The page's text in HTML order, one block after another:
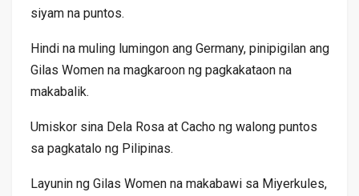
siyam na puntos.
Hindi na muling lumingon ang Germany, pinipigilan ang
Gilas Women na magkaroon ng pagkakataon na
makabalik.
Umiskor sina Dela Rosa at Cacho ng walong puntos
sa pagkatalo ng Pilipinas.
Layunin ng Gilas Women na makabawi sa Miyerkules,